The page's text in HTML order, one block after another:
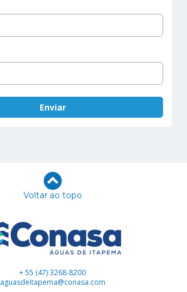
Voltar ao topo
+ 55 (47) 3268-8200
aguasdeitapema@conasa.com